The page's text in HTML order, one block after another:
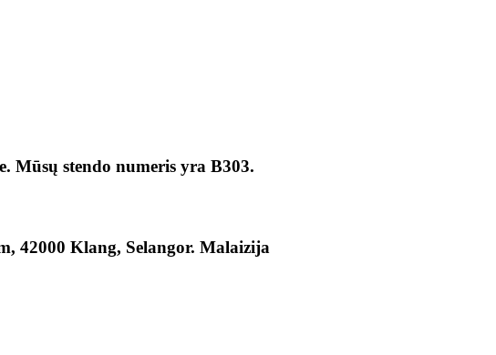
Mūsų stendo numeris yra B303.
42000 Klang, Selangor. Malaizija